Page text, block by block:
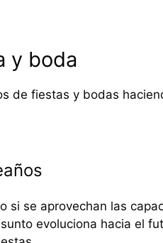
y boda
de fiestas y bodas
si se aprovechan las
evoluciona hacia el